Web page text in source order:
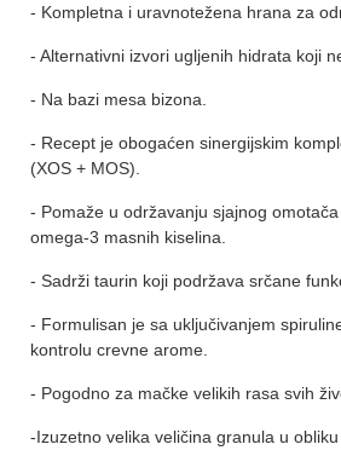
- Kompletna i uravnotežena hrana za
- Alternativni izvori ugljenih hidrata koji
- Na bazi mesa bizona.
- Recept je obogaćen sinergijskim
(XOS + MOS).
- Pomaže u održavanju sjajnog
omega-3 masnih kiselina.
- Sadrži taurin koji podržava srčane
- Formulisan je sa uključivanjem
kontrolu crevne arome.
- Pogodno za mačke velikih rasa svih
-Izuzetno velika veličina granula u